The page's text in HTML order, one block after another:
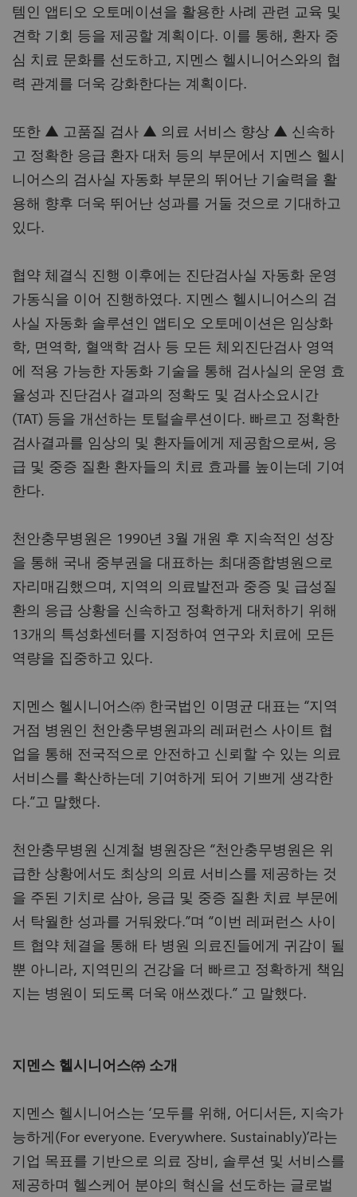
템인 앱티오 오토메이션을 활용한 사례 관련 교육 및
견학 기회 등을 제공할 계획이다. 이를 통해, 환자 중
심 치료 문화를 선도하고, 지멘스 헬시니어스와의 협
력 관계를 더욱 강화한다는 계획이다.
또한 ▲ 고품질 검사 ▲ 의료 서비스 향상 ▲ 신속하
고 정확한 응급 환자 대처 등의 부문에서 지멘스 헬시
니어스의 검사실 자동화 부문의 뛰어난 기술력을 활
용해 향후 더욱 뛰어난 성과를 거둘 것으로 기대하고
있다.
협약 체결식 진행 이후에는 진단검사실 자동화 운영
가동식을 이어 진행하였다. 지멘스 헬시니어스의 검
사실 자동화 솔루션인 앱티오 오토메이션은 임상화
학, 면역학, 혈액학 검사 등 모든 체외진단검사 영역
에 적용 가능한 자동화 기술을 통해 검사실의 운영 효
율성과 진단검사 결과의 정확도 및 검사소요시간
(TAT) 등을 개선하는 토털솔루션이다. 빠르고 정확한
검사결과를 임상의 및 환자들에게 제공함으로써, 응
급 및 중증 질환 환자들의 치료 효과를 높이는데 기여
한다.
천안충무병원은 1990년 3월 개원 후 지속적인 성장
을 통해 국내 중부권을 대표하는 최대종합병원으로
자리매김했으며, 지역의 의료발전과 중증 및 급성질
환의 응급 상황을 신속하고 정확하게 대처하기 위해
13개의 특성화센터를 지정하여 연구와 치료에 모든
역량을 집중하고 있다.
지멘스 헬시니어스㈜ 한국법인 이명균 대표는 “지역
거점 병원인 천안충무병원과의 레퍼런스 사이트 협
업을 통해 전국적으로 안전하고 신뢰할 수 있는 의료
서비스를 확산하는데 기여하게 되어 기쁘게 생각한
다.”고 말했다.
천안충무병원 신계철 병원장은 “천안충무병원은 위
급한 상황에서도 최상의 의료 서비스를 제공하는 것
을 주된 기치로 삼아, 응급 및 중증 질환 치료 부문에
서 탁월한 성과를 거둬왔다.”며 “이번 레퍼런스 사이
트 협약 체결을 통해 타 병원 의료진들에게 귀감이 될
뿐 아니라, 지역민의 건강을 더 빠르고 정확하게 책임
지는 병원이 되도록 더욱 애쓰겠다.” 고 말했다.
지멘스 헬시니어스㈜ 소개
지멘스 헬시니어스는 ‘모두를 위해, 어디서든, 지속가
능하게(For everyone. Everywhere. Sustainably)’라는
기업 목표를 기반으로 의료 장비, 솔루션 및 서비스를
제공하며 헬스케어 분야의 혁신을 선도하는 글로벌